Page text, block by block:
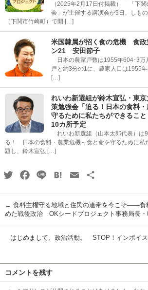
（2025年2月17日付掲載） 「下関
会」が主催する講演会が9日、しも
（下関市竹崎町）で開 […]
米国隷属が招く食の危機 食政
ン21 安田節子
日本の農家戸数は1955年604･3万
戸と約3分の1に、農家人口は1955
[…]
れいわ新選組が鈴木宣弘・東
策勉強会「迫る！日本の食料
守るために私たちができるこ
10カ所予定
れいわ新選組（山本太郎代表）は
る！ 日本の食料・農業危機～食と命を守るために私
題し、鈴木宣弘 […]
TwitterFacebook
Line HatenaEmail
← 食料主権守る地域と住民の連帯を今こそ――食
めた戦後政治 OKシードプロジェクト事務局長・
はじめまして、政治活動。 STOP！インボイ
コメントを残す